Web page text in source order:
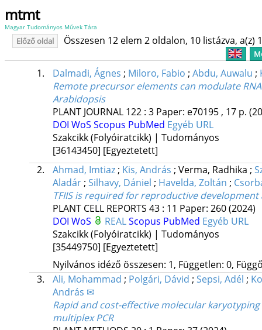
mtmt
Magyar Tudományos Művek Tára
Előző oldal Összesen 12 elem 2 oldalon, 10 listázva, a(z)
1. Dalmadi, Ágnes ; Miloro, Fabio ; Abdu, Auwalu ;
Remote precursor elements can modulate
Arabidopsis
PLANT JOURNAL 122: 3 Paper: e70195 , 17 p.
DOI WoS Scopus PubMed Egyéb URL
Szakcikk (Folyóiratcikk) | Tudományos
[36143450] [Egyeztetett]
2.
Ahmad, Imtiaz; Kis, András ; Verma, Radhika ;
Aladár; Silhavy, Dániel ; Havelda, Zoltán ;
TFIIS is required for reproductive
PLANT CELL REPORTS 43: 11 Paper: 260(2024)
DOI WoS REALScopus PubMed Egyéb URL
Szakcikk (Folyóiratcikk) | Tudományos
[35449750] [Egyeztetett]
Nyilvános idéző összesen: 1, Független: 0,
3.
Ali, Mohammad ; Polgári, Dávid ; Sepsi, Adél ;
András ✉
Rapid and cost-effective molecular
multiplex PCR